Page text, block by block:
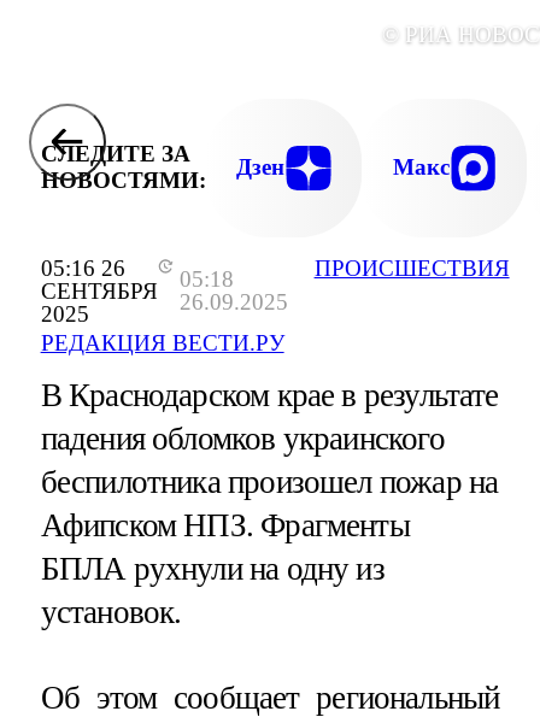
05:16 26
СЕНТЯБРЯ
2025
05:18
26.09.2025
РЕДАКЦИЯ ВЕСТИ.РУ
ПРОИСШЕСТВИЯ
© РИА
СЛЕДИТЕ ЗА
НОВОСТЯМИ:
Дзен Макс
В Краснодарском крае в результате
падения обломков украинского
беспилотника произошел пожар на
Афипском НПЗ. Фрагменты
БПЛА рухнули на одну из
установок.
Об этом сообщает региональный